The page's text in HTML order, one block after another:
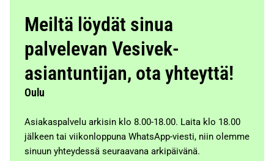
Meiltä löydät sinua
palvelevan Vesivek-
asiantuntijan, ota yhteyttä!
Oulu
Asiakaspalvelu arkisin klo 8.00-18.00. Laita klo 18.00
jälkeen tai viikonloppuna WhatsApp-viesti, niin olemme
sinuun yhteydessä seuraavana arkipäivänä.